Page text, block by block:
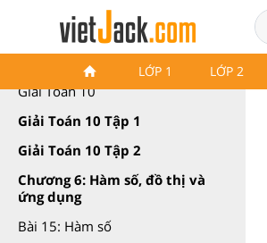
LỚP 1 LỚP 2
Giải Toán 10 Kết nối tri thức
Giải Toán 10
Giải Toán 10 Tập 1
Giải Toán 10 Tập 2
Chương 6: Hàm số, đồ thị và
ứng dụng
Bài 15: Hàm số